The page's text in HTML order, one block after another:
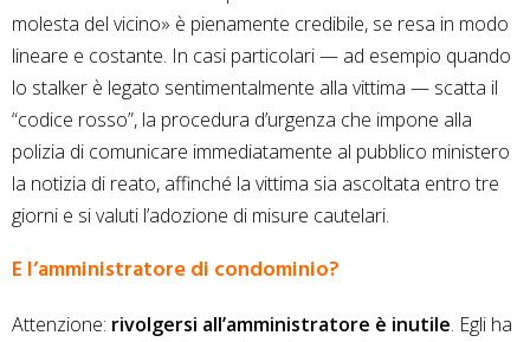
molesta del vicino» è pienamente credibile, se resa in modo
lineare e costante. In casi particolari — ad esempio quando
lo stalker è legato sentimentalmente alla vittima — scatta il
“codice rosso”, la procedura d’urgenza che impone alla
polizia di comunicare immediatamente al pubblico ministero
la notizia di reato, affinché la vittima sia ascoltata entro tre
giorni e si valuti l’adozione di misure cautelari.
E l’amministratore di condominio?
Attenzione: rivolgersi all’amministratore è inutile. Egli ha